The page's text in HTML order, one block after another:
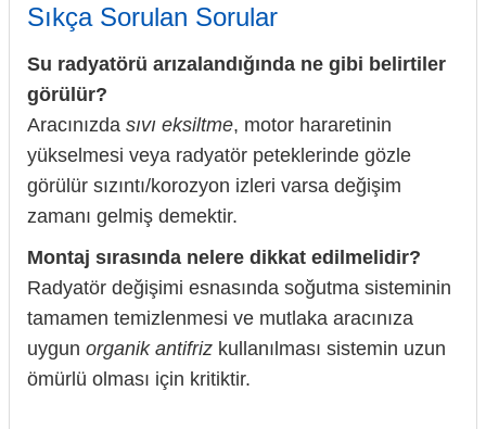
Sıkça Sorulan Sorular
Su radyatörü arızalandığında ne gibi belirtiler
görülür?
Aracınızda sıvı eksiltme, motor hararetinin
yükselmesi veya radyatör peteklerinde gözle
görülür sızıntı/korozyon izleri varsa değişim
zamanı gelmiş demektir.
Montaj sırasında nelere dikkat edilmelidir?
Radyatör değişimi esnasında soğutma sisteminin
tamamen temizlenmesi ve mutlaka aracınıza
uygun organik antifriz kullanılması sistemin uzun
ömürlü olması için kritiktir.